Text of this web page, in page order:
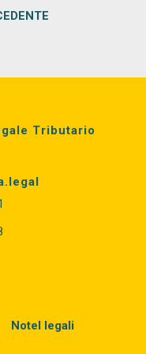
Tributario
Notel legali